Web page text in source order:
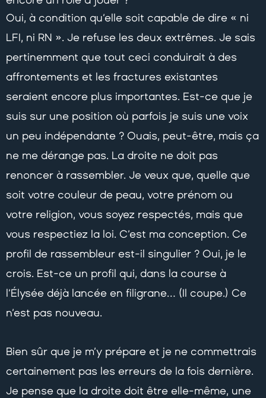
Oui, à condition qu’elle soit capable de dire « ni
LFI, ni RN ». Je refuse les deux extrêmes. Je sais
pertinemment que tout ceci conduirait à des
affrontements et les fractures existantes
seraient encore plus importantes. Est-ce que je
suis sur une position où parfois je suis une voix
un peu indépendante ? Ouais, peut-être, mais ça
ne me dérange pas. La droite ne doit pas
renoncer à rassembler. Je veux que, quelle que
soit votre couleur de peau, votre prénom ou
votre religion, vous soyez respectés, mais que
vous respectiez la loi. C’est ma conception. Ce
profil de rassembleur est-il singulier ? Oui, je le
crois. Est-ce un profil qui, dans la course à
l’Élysée déjà lancée en filigrane… (Il coupe.) Ce
n’est pas nouveau.
Bien sûr que je m’y prépare et je ne commettrais
certainement pas les erreurs de la fois dernière.
Je pense que la droite doit être elle-même, une